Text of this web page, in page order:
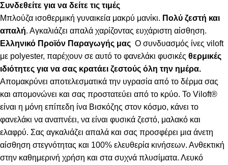
Συνδεθείτε για να δείτε τις τιμές
Μπλούζα ισοθερμική γυναικεία μακρύ μανίκι. Πολύ ζεστή και
απαλή. Αγκαλιάζει απαλά χαρίζοντας ευχάριστη αίσθηση.
Ελληνικό Προϊόν Παραγωγής μας Ο συνδυασμός ίνες viloft
με polyester, παρέχουν σε αυτό το φανελάκι φυσικές θερμικές
ιδιότητες για να σας κρατάει ζεστούς όλη την ημέρα.
Απομακρύνει αποτελεσματικά την υγρασία από το δέρμα σας
και απομονώνει και σας προστατεύει από το κρύο. Το Viloft®
είναι η μόνη επίπεδη ίνα Βισκόζης στον κόσμο, κάνει το
φανελάκι να αναπνέει, να είναι φυσικά ζεστό, μαλακό και
ελαφρύ. Σας αγκαλιάζει απαλά και σας προσφέρει μια άνετη
αίσθηση στεγνότητας και 100% ελευθερία κινήσεων. Ανθεκτική
στην καθημερινή χρήση και στα συχνά πλυσίματα. Λευκό